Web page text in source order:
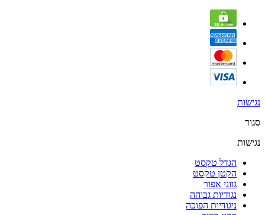
נגישות
סגור
נגישות
הגדל טקסט
הקטן טקסט
גווני אפור
נגודיות גבוהה
ניגודיות הפוכה